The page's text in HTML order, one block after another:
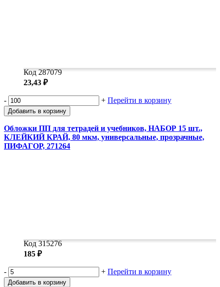
Код 287079
23,43 ₽
- + Перейти в корзину
Добавить в корзину
Обложки ПП для тетрадей и учебников, НАБОР 15 шт.,
КЛЕЙКИЙ КРАЙ, 80 мкм, универсальные, прозрачные,
ПИФАГОР, 271264
Код 315276
185 ₽
- + Перейти в корзину
Добавить в корзину